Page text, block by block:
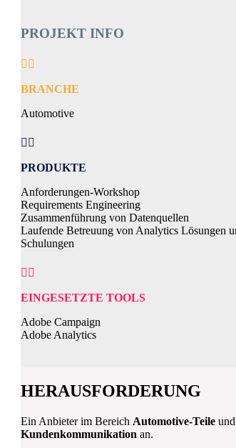
PROJEKT INFO
 
BRANCHE
Automotive
 
PRODUKTE
Anforderungen-Workshop
Requirements Engineering
Zusammenführung von Datenquellen
Laufende Betreuung von Analytics Lösungen
Schulungen
 
EINGESETZTE TOOLS
Adobe Campaign
Adobe Analytics
HERAUSFORDERUNG
Ein Anbieter im Bereich Automotive-Teile
Kundenkommunikation an.